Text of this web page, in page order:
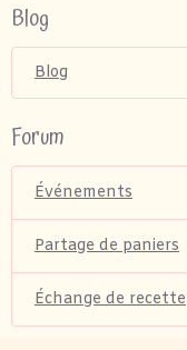
Blog
Blog
Forum
Événements
Partage de paniers
Échange de recette